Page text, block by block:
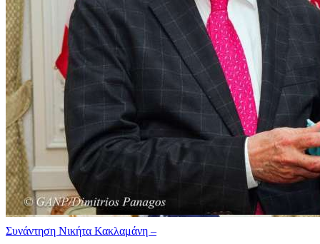
Συνάντηση Νικήτα Κακλαμάνη –